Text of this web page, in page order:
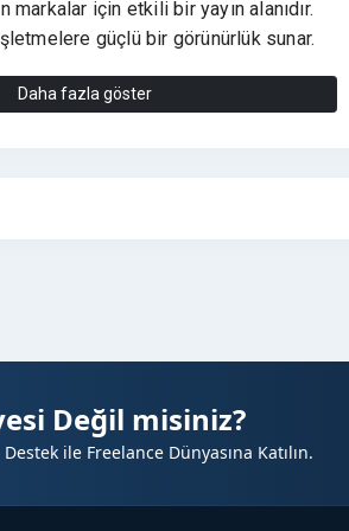
için etkili bir yayın alanıdır.
güçlü bir görünürlük sunar.
Daha fazla göster
Değil misiniz?
ile Freelance Dünyasına Katılın.